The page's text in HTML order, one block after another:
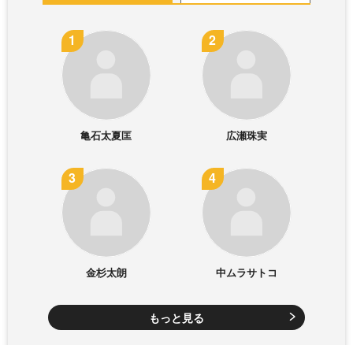
亀石太夏匡 広瀬珠実
金杉太朗 中ムラサトコ
もっと見る